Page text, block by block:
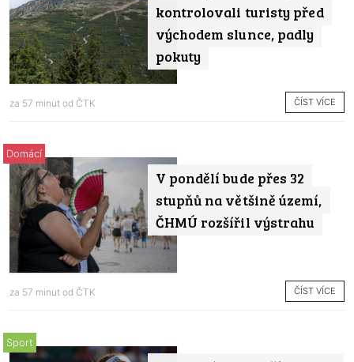
kontrolovali turisty před
východem slunce, padly
pokuty
za 57 minut od ČTK ČÍST VÍCE
V pondělí bude přes 32
stupňů na většině území,
ČHMÚ rozšířil výstrahu
Domácí
za 57 minut od ČTK ČÍST VÍCE
Sport